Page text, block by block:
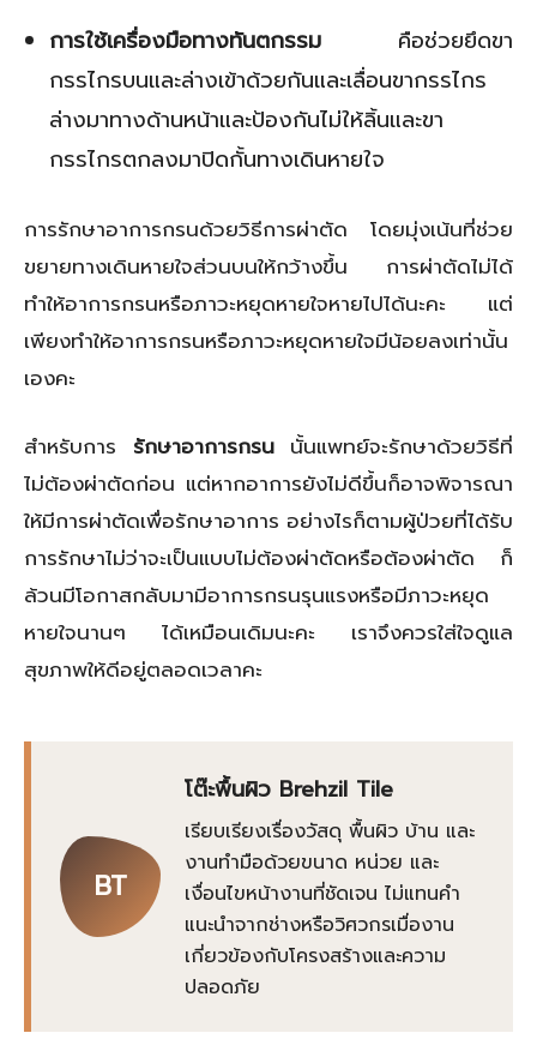
การใช้เครื่องมือทางทันตกรรม คือช่วยยึดขา
กรรไกรบนและล่างเข้าด้วยกันและเลื่อนขากรรไกร
ล่างมาทางด้านหน้าและป้องกันไม่ให้ลิ้นและขา
กรรไกรตกลงมาปิดกั้นทางเดินหายใจ
การรักษาอาการกรนด้วยวิธีการผ่าตัด โดยมุ่งเน้นที่ช่วย
ขยายทางเดินหายใจส่วนบนให้กว้างขึ้น การผ่าตัดไม่ได้
ทำให้อาการกรนหรือภาวะหยุดหายใจหายไปได้นะคะ แต่
เพียงทำให้อาการกรนหรือภาวะหยุดหายใจมีน้อยลงเท่านั้น
เองคะ
สำหรับการ รักษาอาการกรนนั้นแพทย์จะรักษาด้วยวิธีที่
ไม่ต้องผ่าตัดก่อน แต่หากอาการยังไม่ดีขึ้นก็อาจพิจารณา
ให้มีการผ่าตัดเพื่อรักษาอาการ อย่างไรก็ตามผู้ป่วยที่ได้รับ
การรักษาไม่ว่าจะเป็นแบบไม่ต้องผ่าตัดหรือต้องผ่าตัด ก็
ล้วนมีโอกาสกลับมามีอาการกรนรุนแรงหรือมีภาวะหยุด
หายใจนานๆ ได้เหมือนเดิมนะคะ เราจึงควรใส่ใจดูแล
สุขภาพให้ดีอยู่ตลอดเวลาคะ
BT
โต๊ะพื้นผิว Brehzil Tile
เรียบเรียงเรื่องวัสดุ พื้นผิว บ้าน และ
งานทำมือด้วยขนาด หน่วย และ
เงื่อนไขหน้างานที่ชัดเจน ไม่แทนคำ
แนะนำจากช่างหรือวิศวกรเมื่องาน
เกี่ยวข้องกับโครงสร้างและความ
ปลอดภัย